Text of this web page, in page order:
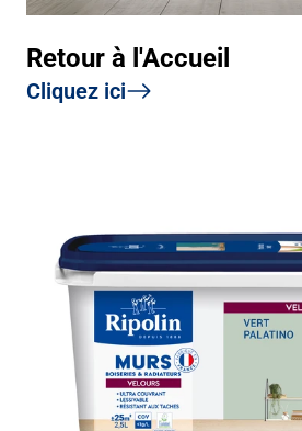
Retour à l'Accueil
Cliquez ici